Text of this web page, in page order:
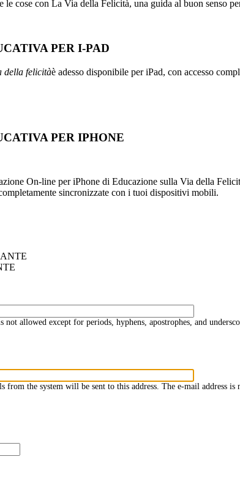
le cose con La Via della Felicità, una guida al buon senso
PER I-PAD
della felicitàè adesso disponibile per iPad, con accesso
PER IPHONE
On-line per iPhone di Educazione sulla Via della
sincronizzate con i tuoi dispositivi mobili.
not allowed except for periods, hyphens, apostrophes, and
from the system will be sent to this address. The e-mail address